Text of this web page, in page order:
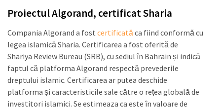
Proiectul Algorand, certificat Sharia
Compania Algorand a fost certificatăca fiind conformă cu
legea islamică Sharia. Certificarea a fost oferită de
Shariya Review Bureau (SRB), cu sediul în Bahrain și indică
faptul că platforma Algorand respectă prevederile
dreptului islamic. Certificarea ar putea deschide
platforma și caracteristicile sale către o rețea globală de
investitori islamici. Se estimeaza ca este în valoare de